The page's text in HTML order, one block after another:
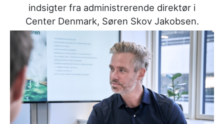
indsigter fra administrerende direktør i
Center Denmark, Søren Skov Jakobsen.